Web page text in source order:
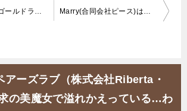
GOLD LINE（ゴールドライン）は悪徳出会い系アプリでした！ Marry(合同会社ピース)は悪質LINE出会いアプリ！
ーズラブ（株式会社Riberta・
の美魔女で溢れかえっている…わ